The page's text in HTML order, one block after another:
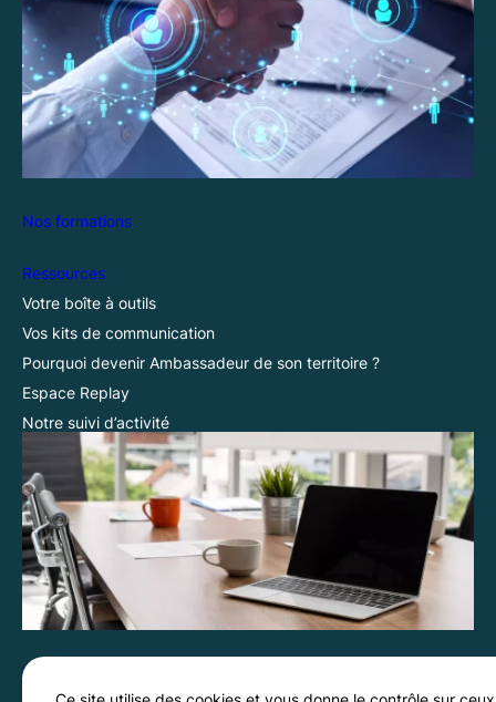
Nos formations
Ressources
Votre boîte à outils
Vos kits de communication
Pourquoi devenir Ambassadeur de son territoire ?
Espace Replay
Notre suivi d’activité
Vos demandes